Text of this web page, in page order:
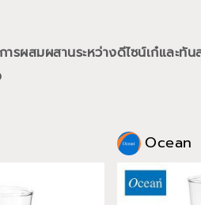
ผสมผสานระหว่างดีไซน์เก๋และ
Ocean